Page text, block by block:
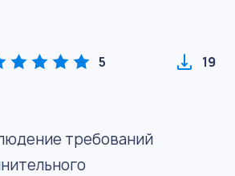
5 19
требований